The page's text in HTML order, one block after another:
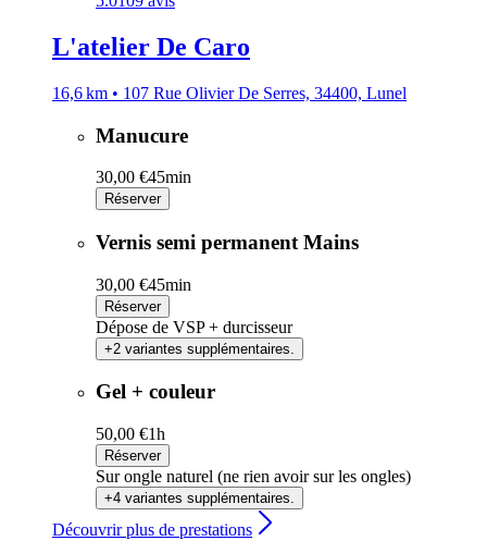
L'atelier De Caro
16,6 km • 107 Rue Olivier De Serres, 34400, Lunel
Manucure
30,00 €45min
Réserver
Vernis semi permanent Mains
30,00 €45min
Réserver
Dépose de VSP + durcisseur
+2 variantes supplémentaires.
Gel + couleur
50,00 €1h
Réserver
Sur ongle naturel (ne rien avoir sur les ongles)
+4 variantes supplémentaires.
Découvrir plus de prestations